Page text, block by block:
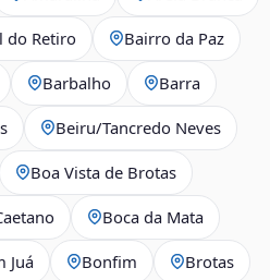
do Retiro Bairro da Paz
Barbalho Barra
Beiru/Tancredo Neves
Boa Vista de Brotas
Boca da Mata
Juá Bonfim Brotas